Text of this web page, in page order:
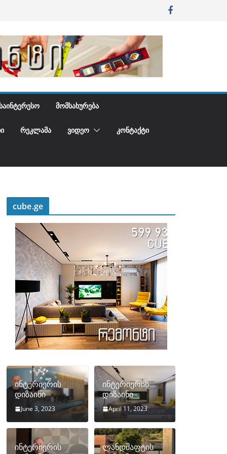
ᲡᲐᲘᲜᲢᲔᲠᲔᲡᲝ ᲛᲝᲛᲡᲐᲮᲣᲠᲔᲑᲐ
ᲠᲔᲙᲚᲐᲛᲐ ᲕᲘᲓᲔᲝ ᲙᲝᲜᲢᲐᲥᲢᲘ
cube.ge
ინტერიერის
დიზაინი
June 3, 2023
ინტერიერის
დიზაინი
April 11, 2023
ინტერიერის
ლანდშაფტის